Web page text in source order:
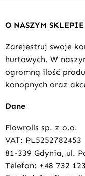
O NASZYM SKLEPIE
Zarejestruj swoje
hurtowych. W
ogromną ilość
konopnych oraz
Dane
Flowrolls sp. z o.o.
VAT: PL5252782453
81-339 Gdynia, ul.
Telefon: +48 732